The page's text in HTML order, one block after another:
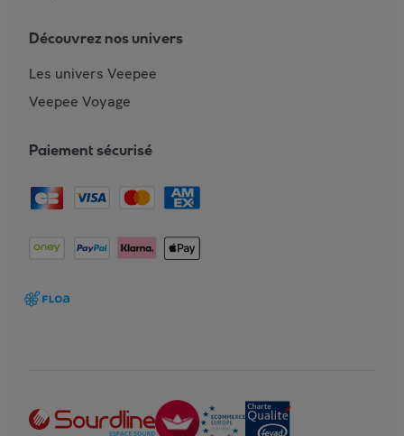
Découvrez nos univers
Les univers Veepee
Veepee Voyage
Paiement sécurisé